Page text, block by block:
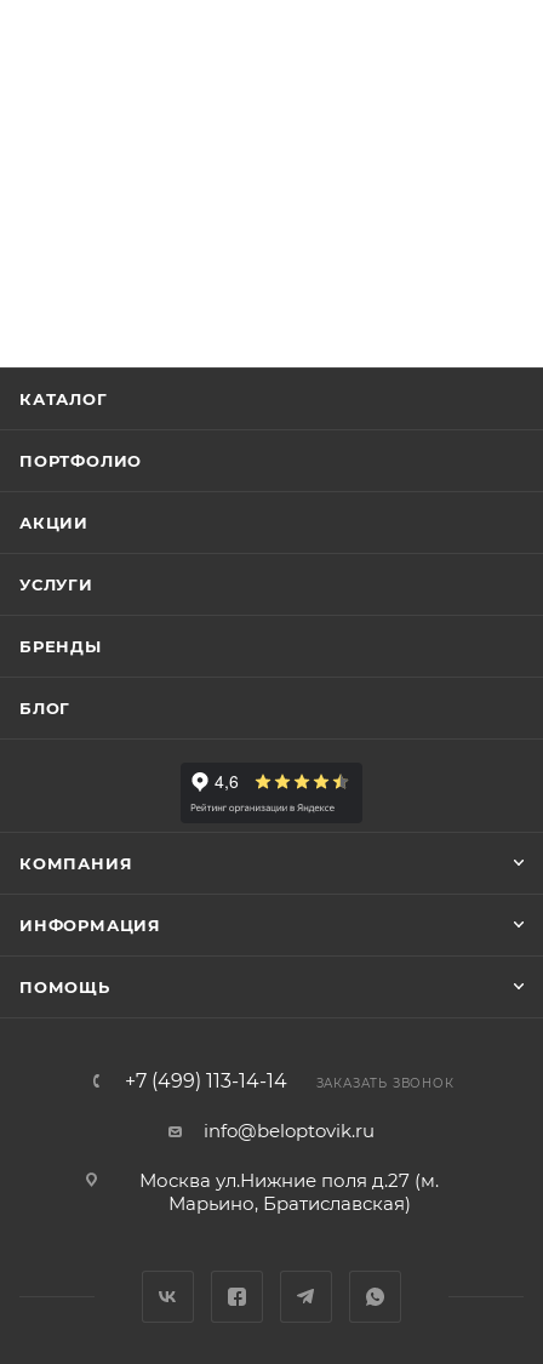
КАТАЛОГ
ПОРТФОЛИО
АКЦИИ
УСЛУГИ
БРЕНДЫ
БЛОГ
КОМПАНИЯ
ИНФОРМАЦИЯ
ПОМОЩЬ
+7 (499) 113-14-14 ЗАКАЗАТЬ ЗВОНОК
info@beloptovik.ru
Москва ул.Нижние поля д.27 (м.
Марьино, Братиславская)